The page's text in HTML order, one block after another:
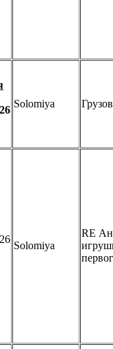
Solomiya
Solomiya
RE